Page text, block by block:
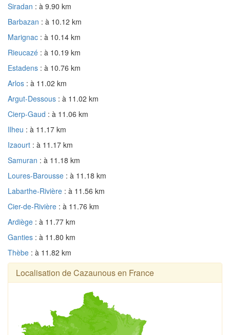
Siradan : à 9.90 km
Barbazan : à 10.12 km
Marignac : à 10.14 km
Rieucazé : à 10.19 km
Estadens : à 10.76 km
Arlos : à 11.02 km
Argut-Dessous : à 11.02 km
Cierp-Gaud : à 11.06 km
Ilheu : à 11.17 km
Izaourt : à 11.17 km
Samuran : à 11.18 km
Loures-Barousse : à 11.18 km
Labarthe-Rivière : à 11.56 km
Cier-de-Rivière : à 11.76 km
Ardiège : à 11.77 km
Ganties : à 11.80 km
Thèbe : à 11.82 km
Localisation de Cazaunous en France